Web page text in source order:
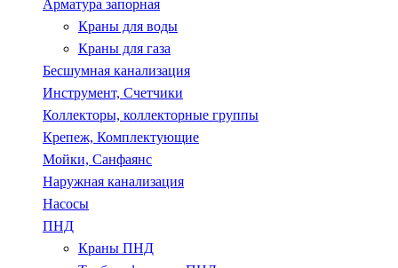
Арматура запорная
Краны для воды
Краны для газа
Бесшумная канализация
Инструмент, Счетчики
Коллекторы, коллекторные группы
Крепеж, Комплектующие
Мойки, Санфаянс
Наружная канализация
Насосы
ПНД
Краны ПНД